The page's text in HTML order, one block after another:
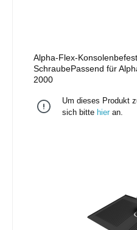
Alpha-Flex-
SchraubePassend für
2000
Um dieses Produkt
sich bitte hier an.